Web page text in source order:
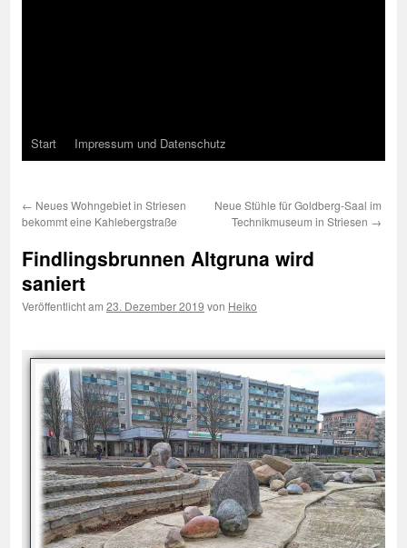
Start Impressum und Datenschutz
← Neues Wohngebiet in Striesen
bekommt eine Kahlebergstraße
Neue Stühle für Goldberg-Saal im
Technikmuseum in Striesen →
Findlingsbrunnen Altgruna wird
saniert
Veröffentlicht am 23. Dezember 2019 von Heiko